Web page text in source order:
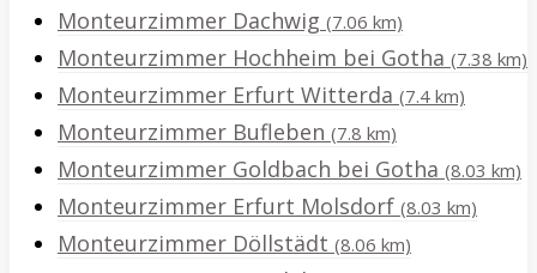
Monteurzimmer Dachwig (7.06 km)
Monteurzimmer Hochheim bei Gotha (7.38 km)
Monteurzimmer Erfurt Witterda (7.4 km)
Monteurzimmer Bufleben (7.8 km)
Monteurzimmer Goldbach bei Gotha (8.03 km)
Monteurzimmer Erfurt Molsdorf (8.03 km)
Monteurzimmer Döllstädt (8.06 km)